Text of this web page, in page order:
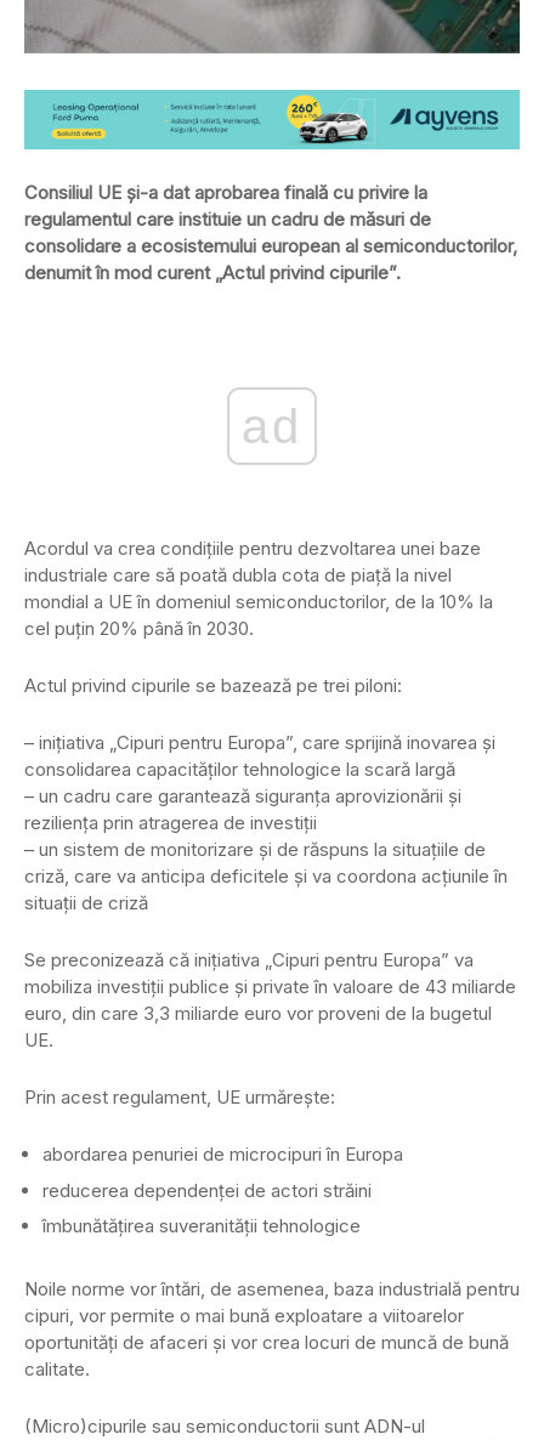
Consiliul UE și-a dat aprobarea finală cu privire la
regulamentul care instituie un cadru de măsuri de
consolidare a ecosistemului european al semiconductorilor,
denumit în mod curent „Actul privind cipurile”.
ad
Acordul va crea condițiile pentru dezvoltarea unei baze
industriale care să poată dubla cota de piață la nivel
mondial a UE în domeniul semiconductorilor, de la 10% la
cel puțin 20% până în 2030.
Actul privind cipurile se bazează pe trei piloni:
– inițiativa „Cipuri pentru Europa”, care sprijină inovarea și
consolidarea capacităților tehnologice la scară largă
– un cadru care garantează siguranța aprovizionării și
reziliența prin atragerea de investiții
– un sistem de monitorizare și de răspuns la situațiile de
criză, care va anticipa deficitele și va coordona acțiunile în
situații de criză
Se preconizează că inițiativa „Cipuri pentru Europa” va
mobiliza investiții publice și private în valoare de 43 miliarde
euro, din care 3,3 miliarde euro vor proveni de la bugetul
UE.
Prin acest regulament, UE urmărește:
abordarea penuriei de microcipuri în Europa
reducerea dependenței de actori străini
îmbunătățirea suveranității tehnologice
Noile norme vor întări, de asemenea, baza industrială pentru
cipuri, vor permite o mai bună exploatare a viitoarelor
oportunități de afaceri și vor crea locuri de muncă de bună
calitate.
(Micro)cipurile sau semiconductorii sunt ADN-ul